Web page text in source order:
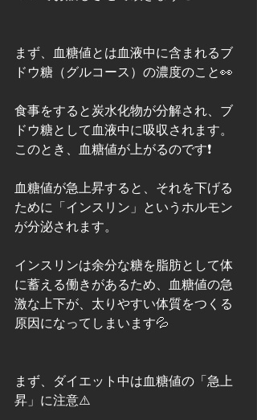
まず、血糖値とは血液中に含まれるブ
ドウ糖（グルコース）の濃度のこと👀
食事をすると炭水化物が分解され、ブ
ドウ糖として血液中に吸収されます。
このとき、血糖値が上がるのです❗️
血糖値が急上昇すると、それを下げる
ために「インスリン」というホルモン
が分泌されます。
インスリンは余分な糖を脂肪として体
に蓄える働きがあるため、血糖値の急
激な上下が、太りやすい体質をつくる
原因になってしまいます💦
まず、ダイエット中は血糖値の「急上
昇」に注意⚠️